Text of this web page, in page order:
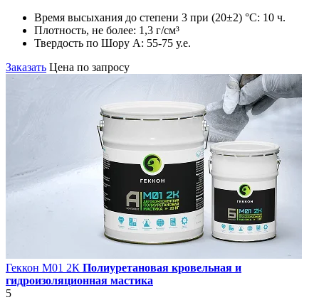
Время высыхания до степени 3 при (20±2) °С: 10 ч.
Плотность, не более: 1,3 г/см³
Твердость по Шору А: 55-75 у.е.
Заказать Цена по запросу
Геккон М01 2К Полиуретановая кровельная и
гидроизоляционная мастика
5